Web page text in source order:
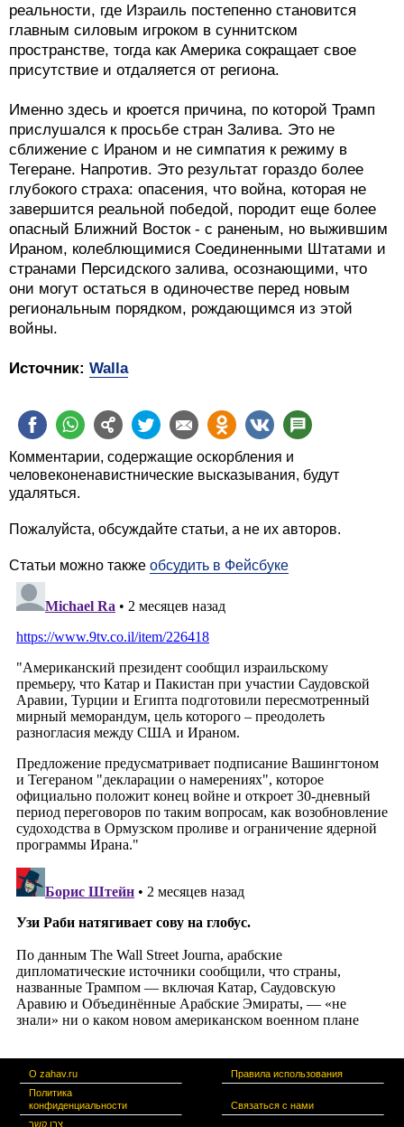
реальности, где Израиль постепенно становится
главным силовым игроком в суннитском
пространстве, тогда как Америка сокращает свое
присутствие и отдаляется от региона.
Именно здесь и кроется причина, по которой Трамп
прислушался к просьбе стран Залива. Это не
сближение с Ираном и не симпатия к режиму в
Тегеране. Напротив. Это результат гораздо более
глубокого страха: опасения, что война, которая не
завершится реальной победой, породит еще более
опасный Ближний Восток - с раненым, но выжившим
Ираном, колеблющимися Соединенными Штатами и
странами Персидского залива, осознающими, что
они могут остаться в одиночестве перед новым
региональным порядком, рождающимся из этой
войны.
Источник: Walla
Комментарии, содержащие оскорбления и
человеконенавистнические высказывания, будут
удаляться.
Пожалуйста, обсуждайте статьи, а не их авторов.
Статьи можно также обсудить в Фейсбуке
О zahav.ru
Правила использования
Политика
конфиденциальности
Связаться с нами
צרו קשר